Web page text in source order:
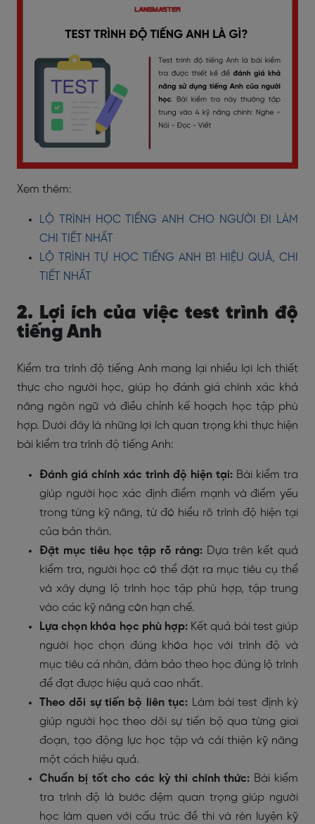
Xem thêm:
LỘ TRÌNH HỌC TIẾNG ANH CHO NGƯỜI ĐI LÀM
CHI TIẾT NHẤT
LỘ TRÌNH TỰ HỌC TIẾNG ANH B1 HIỆU QUẢ, CHI
TIẾT NHẤT
2. Lợi ích của việc test trình độ
tiếng Anh
Kiểm tra trình độ tiếng Anh mang lại nhiều lợi ích thiết
thực cho người học, giúp họ đánh giá chính xác khả
năng ngôn ngữ và điều chỉnh kế hoạch học tập phù
hợp. Dưới đây là những lợi ích quan trọng khi thực hiện
bài kiểm tra trình độ tiếng Anh:
Đánh giá chính xác trình độ hiện tại: Bài kiểm tra
giúp người học xác định điểm mạnh và điểm yếu
trong từng kỹ năng, từ đó hiểu rõ trình độ hiện tại
của bản thân.
Đặt mục tiêu học tập rõ ràng: Dựa trên kết quả
kiểm tra, người học có thể đặt ra mục tiêu cụ thể
và xây dựng lộ trình học tập phù hợp, tập trung
vào các kỹ năng còn hạn chế.
Lựa chọn khóa học phù hợp: Kết quả bài test giúp
người học chọn đúng khóa học với trình độ và
mục tiêu cá nhân, đảm bảo theo học đúng lộ trình
để đạt được hiệu quả cao nhất.
Theo dõi sự tiến bộ liên tục: Làm bài test định kỳ
giúp người học theo dõi sự tiến bộ qua từng giai
đoạn, tạo động lực học tập và cải thiện kỹ năng
một cách hiệu quả.
Chuẩn bị tốt cho các kỳ thi chính thức: Bài kiểm
tra trình độ là bước đệm quan trọng giúp người
học làm quen với cấu trúc đề thi và rèn luyện kỹ